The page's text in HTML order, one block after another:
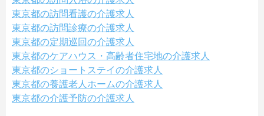
東京都の訪問看護の介護求人
東京都の訪問診療の介護求人
東京都の定期巡回の介護求人
東京都のケアハウス・高齢者住宅地の介護求人
東京都のショートステイの介護求人
東京都の養護老人ホームの介護求人
東京都の介護予防の介護求人